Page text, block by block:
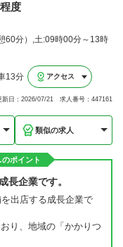
度
60分）,土:09時00分～13時
13分 アクセス
新日：2026/07/21 求人番号：447161
類似の求人
ポイント
長企業です。
出店する成長企業で
り、地域の「かかりつ